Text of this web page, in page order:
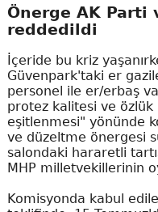
Önerge AK Parti
reddedildi
İçeride bu kriz
Güvenpark'taki er
personel ile er/erbaş
protez kalitesi ve özlük
eşitlenmesi" yönünde
ve düzeltme önergesi
salondaki hararetli
MHP milletvekillerinin
Komisyonda kabul